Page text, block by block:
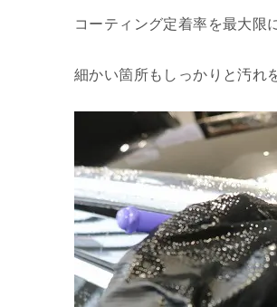
コーティング定着率を最大限
細かい箇所もしっかりと汚れ